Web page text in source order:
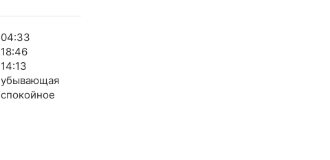
04:33
18:46
14:13
убывающая
спокойное